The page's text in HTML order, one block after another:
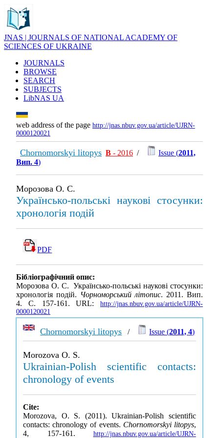
JNAS | JOURNALS OF NATIONAL ACADEMY OF
SCIENCES OF UKRAINE
JOURNALS
BROWSE
SEARCH
SUBJECTS
LibNAS UA
web address of the page http://jnas.nbuv.gov.ua/article/UJRN-
0000120021
Chornomorskyi litopys В - 2016 / Issue (2011,
Вип. 4)
Морозова О. С.
Українсько-польські наукові стосунки:
хронологія подій
PDF
Бібліографічний опис:
Морозова О. С. Українсько-польські наукові стосунки:
хронологія подій. Чорноморський літопис. 2011. Вип.
4. С. 157-161. URL: http://jnas.nbuv.gov.ua/article/UJRN-
0000120021
Chornomorskyi litopys / Issue (2011, 4)
Morozova O. S.
Ukrainian-Polish scientific contacts:
chronology of events
Cite:
Morozova, O. S. (2011). Ukrainian-Polish scientific
contacts: chronology of events. Chornomorskyi litopys,
4, 157-161. http://jnas.nbuv.gov.ua/article/UJRN-